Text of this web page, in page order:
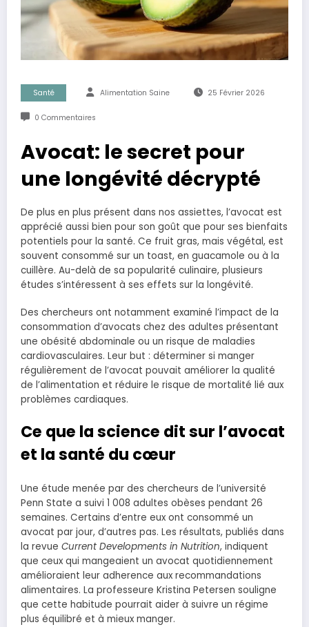
Santé Alimentation Saine 25 Février 2026
0 Commentaires
Avocat: le secret pour
une longévité décrypté
De plus en plus présent dans nos assiettes, l’avocat est
apprécié aussi bien pour son goût que pour ses bienfaits
potentiels pour la santé. Ce fruit gras, mais végétal, est
souvent consommé sur un toast, en guacamole ou à la
cuillère. Au-delà de sa popularité culinaire, plusieurs
études s’intéressent à ses effets sur la longévité.
Des chercheurs ont notamment examiné l’impact de la
consommation d’avocats chez des adultes présentant
une obésité abdominale ou un risque de maladies
cardiovasculaires. Leur but : déterminer si manger
régulièrement de l’avocat pouvait améliorer la qualité
de l’alimentation et réduire le risque de mortalité lié aux
problèmes cardiaques.
Ce que la science dit sur l’avocat
et la santé du cœur
Une étude menée par des chercheurs de l’université
Penn State a suivi 1 008 adultes obèses pendant 26
semaines. Certains d’entre eux ont consommé un
avocat par jour, d’autres pas. Les résultats, publiés dans
la revue Current Developments in Nutrition, indiquent
que ceux qui mangeaient un avocat quotidiennement
amélioraient leur adherence aux recommandations
alimentaires. La professeure Kristina Petersen souligne
que cette habitude pourrait aider à suivre un régime
plus équilibré et à mieux manger.